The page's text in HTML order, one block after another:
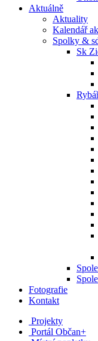
Aktuálně
Aktuality
Kalendář
Spolky &
Sk
Fotografie
Kontakt
Projekty
Portál Občan+